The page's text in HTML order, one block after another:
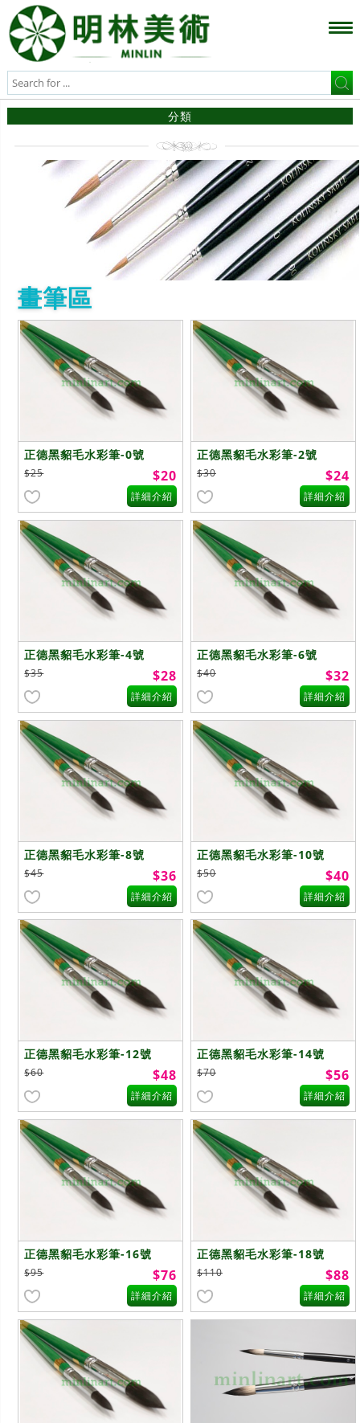
分類
畫筆區
正德黑貂毛水彩筆-0號
$25 $20
詳細介紹
正德黑貂毛水彩筆-2號
$30 $24
詳細介紹
正德黑貂毛水彩筆-4號
$35 $28
詳細介紹
正德黑貂毛水彩筆-6號
$40 $32
詳細介紹
正德黑貂毛水彩筆-8號
$45 $36
詳細介紹
正德黑貂毛水彩筆-10號
$50 $40
詳細介紹
正德黑貂毛水彩筆-12號
$60 $48
詳細介紹
正德黑貂毛水彩筆-14號
$70 $56
詳細介紹
正德黑貂毛水彩筆-16號
$95 $76
詳細介紹
正德黑貂毛水彩筆-18號
$110 $88
詳細介紹